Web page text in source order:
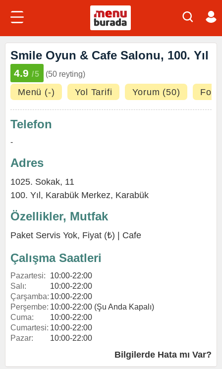
Smile Oyun & Cafe Salonu, 100. Yıl
4.9 /5 (50 reyting)
Menü (-) Yol Tarifi Yorum (50)
Telefon
-
Adres
1025. Sokak, 11
100. Yıl , Karabük Merkez, Karabük
Özellikler, Mutfak
Paket Servis Yok, Fiyat (₺) | Cafe
Çalışma Saatleri
Pazartesi:
10:00-22:00
Salı:
10:00-22:00
Çarşamba: 10:00-22:00
Perşembe: 10:00-22:00 (Şu Anda Kapalı)
Cuma:
10:00-22:00
Cumartesi: 10:00-22:00
Pazar:
10:00-22:00
Bilgilerde Hata mı Var?